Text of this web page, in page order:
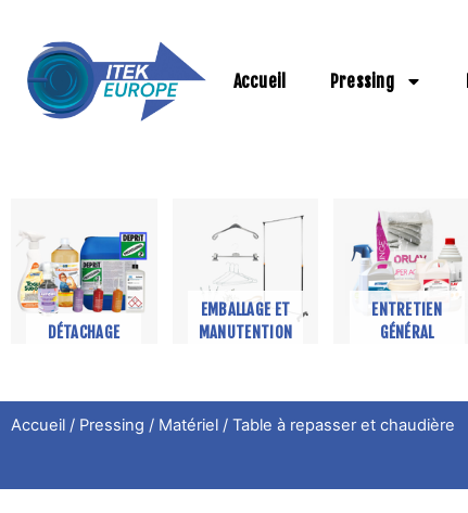
contenu
Accueil Pressing
DÉTACHAGE
EMBALLAGE ET
MANUTENTION
ENTRETIEN
GÉNÉRAL
Accueil / Pressing / Matériel / Table à repasser et chaudière